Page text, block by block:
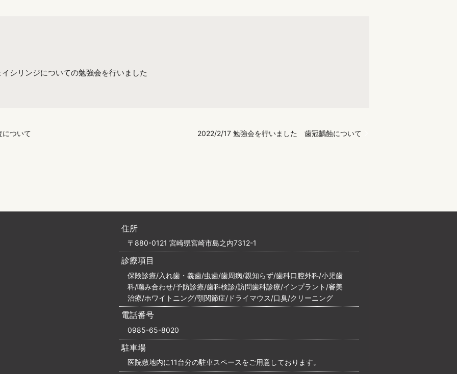
リンジについての勉強会を行いました
ついて 2022/2/17 勉強会を行いました 歯冠齲蝕について
住所
〒880-0121 宮崎県宮崎市島之内7312-1
診療項目
保険診療/入れ歯・義歯/虫歯/歯周病/親知らず/歯科口腔外科/小児歯
科/噛み合わせ/予防診療/歯科検診/訪問歯科診療/インプラント/審美
治療/ホワイトニング/顎関節症/ドライマウス/口臭/クリーニング
電話番号
0985-65-8020
駐車場
医院敷地内に11台分の駐車スペースをご用意しております。